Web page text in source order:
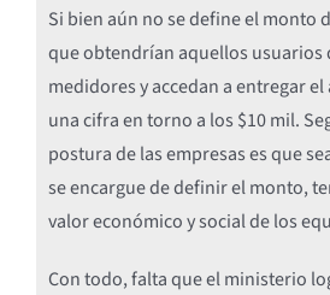
Si bien aún no se define el monto
que obtendrían aquellos usuarios
medidores y accedan a entregar
una cifra en torno a los $10 mil.
postura de las empresas es que
se encargue de definir el monto,
valor económico y social de los
Con todo, falta que el ministerio